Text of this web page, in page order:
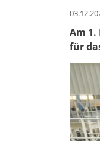
Am 1.
für